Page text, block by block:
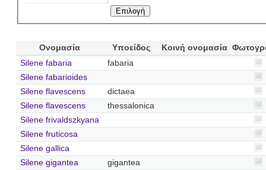
Ονομασία Υποείδος Κοινή ονομασία
Silene fabaria
fabaria
Silene fabarioides
Silene flavescens
dictaea
Silene flavescens
thessalonica
Silene frivaldszkyana
Silene fruticosa
Silene gallica
Silene gigantea
gigantea